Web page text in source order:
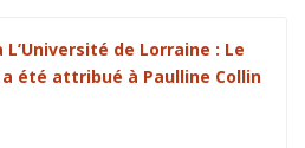
L’Université de Lorraine : Le
été attribué à Paulline Collin